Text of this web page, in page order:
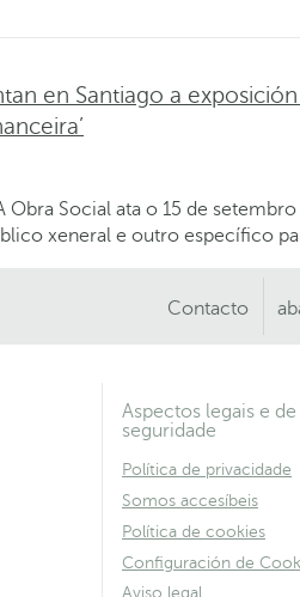
en Santiago a exposición
Obra Social ata o 15 de
xeneral e outro específico
Contacto
Aspectos legais e de
seguridade
Política de privacidade
Somos accesíbeis
Política de cookies
Configuración de
Aviso legal